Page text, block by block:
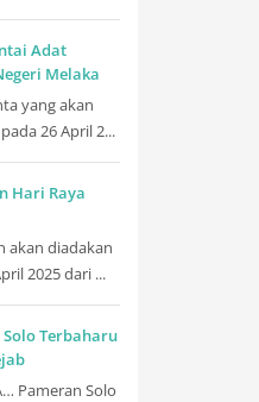
Adat
Melaka
yang akan
26 April 2...
Hari Raya
akan diadakan
2025 dari ...
Terbaharu
Pameran Solo